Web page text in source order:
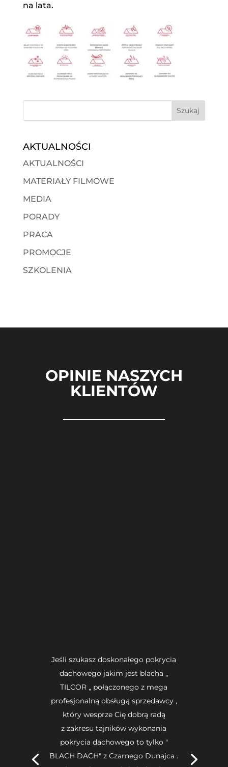
na lata.
AKTUALNOŚCI
AKTUALNOŚCI
MATERIAŁY FILMOWE
MEDIA
PORADY
PRACA
PROMOCJE
SZKOLENIA
OPINIE NASZYCH
KLIENTÓW
Jeśli szukasz doskonałego pokrycia
dachowego jakim jest blacha „
TILCOR „ połączonego z mega
profesjonalną obsługą sprzedawcy ,
który wesprze Cię dobrą radą
z zakresu tajników wykonania
pokrycia dachowego to tylko "
BLACH DACH" z Czarnego Dunajca .